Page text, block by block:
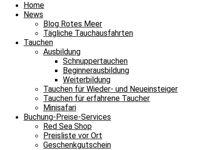
Home
News
Blog Rotes Meer
Tägliche Tauchausfahrten
Tauchen
Ausbildung
Schnuppertauchen
Beginnerausbildung
Weiterbildung
Tauchen für Wieder- und Neueinsteiger
Tauchen für erfahrene Taucher
Minisafari
Buchung-Preise-Services
Red Sea Shop
Preisliste vor Ort
Geschenkgutschein